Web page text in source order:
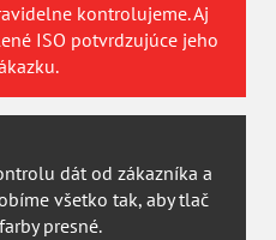
kontrolujeme. Aj
ISO potvrdzujúce jeho
dát od zákazníka a
všetko tak, aby tlač
presné.